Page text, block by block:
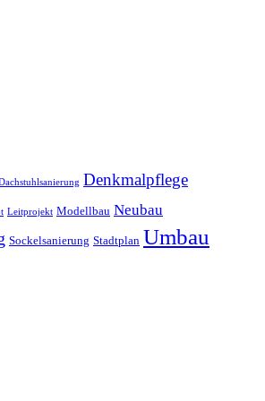
Denkmalpflege
Leitprojekt Modellbau Neubau
Sockelsanierung Stadtplan Umbau